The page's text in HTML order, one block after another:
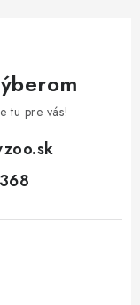
tu pre vás!